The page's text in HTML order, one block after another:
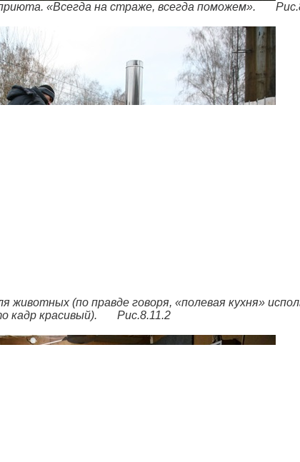
«Всегда на страже, всегда поможем».
животных (по правде говоря, «полевая кухня»
кадр красивый). Рис.8.11.2